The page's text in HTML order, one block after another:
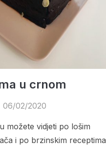
u crnom
06/02/2020
možete vidjeti po lošim
i po brzinskim